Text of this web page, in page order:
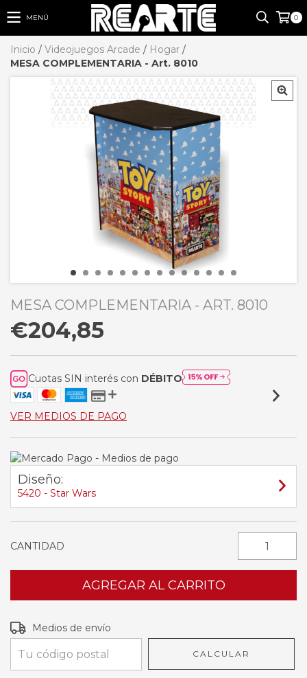
MENÚ 0
Inicio / Videojuegos Arcade / Hogar /
MESA COMPLEMENTARIA - Art. 8010
MESA COMPLEMENTARIA - ART. 8010
€204,85
Cuotas SIN interés con DÉBITO
VER MEDIOS DE PAGO
Diseño:
5420 - Star Wars
CANTIDAD
Entregas para el CP:
Medios de envío
CALCULAR